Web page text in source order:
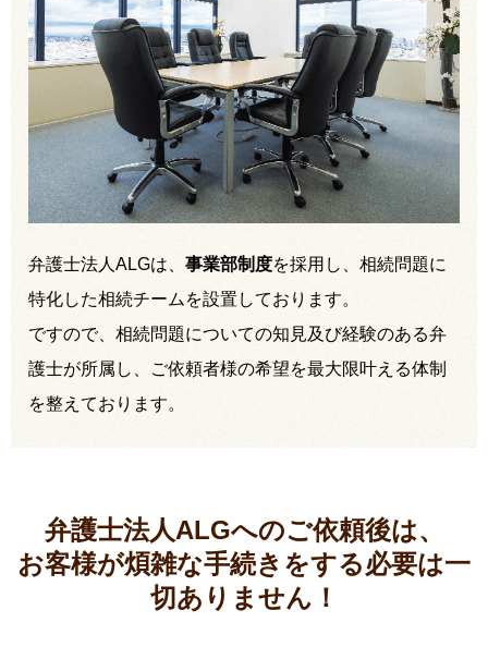
弁護士法人ALGは、 事業部制度を採用し、相続問題に
特化した相続チームを設置しております。
ですので、相続問題についての知見及び経験のある弁
護士が所属し、ご依頼者様の希望を最大限叶える体制
を整えております。
弁護士法人ALGへのご依頼後は、
お客様が煩雑な手続きをする必要は一
切ありません！